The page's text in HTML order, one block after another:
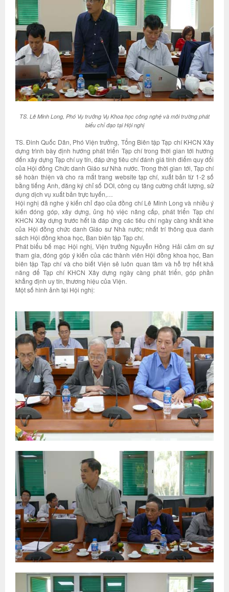
TS. Lê Minh Long, Phó Vụ trưởng Vụ Khoa học công nghệ và môi trường phát
biểu chỉ đạo tại Hội nghị
TS. Đinh Quốc Dân, Phó Viện trưởng, Tổng Biên tập Tạp chí KHCN Xây
dựng trình bày định hướng phát triển Tạp chí trong thời gian tới hướng
đến xây dựng Tạp chí uy tín, đáp ứng tiêu chí đánh giá tính điểm quy đổi
của Hội đồng Chức danh Giáo sư Nhà nước. Trong thời gian tới, Tạp chí
sẽ hoàn thiện và cho ra mắt trang website tạp chí, xuất bản từ 1-2 số
bằng tiếng Anh, đăng ký chỉ số DOI, công cụ tăng cường chất lượng, sử
dụng dịch vụ xuất bản trực tuyến,…
Hội nghị đã nghe ý kiến chỉ đạo của đồng chí Lê Minh Long và nhiều ý
kiến đóng góp, xây dựng, ủng hộ việc nâng cấp, phát triển Tạp chí
KHCN Xây dựng trước hết là đáp ứng các tiêu chí ngày càng khắt khe
của Hội đồng chức danh Giáo sư Nhà nước; nhất trí thông qua danh
sách Hội đồng khoa học, Ban biên tập Tạp chí.
Phát biểu bế mạc Hội nghị, Viện trưởng Nguyễn Hồng Hải cảm ơn sự
tham gia, đóng góp ý kiến của các thành viên Hội đồng khoa học, Ban
biên tập Tạp chí và cho biết Viện sẽ luôn quan tâm và hỗ trợ hết khả
năng để Tạp chí KHCN Xây dựng ngày càng phát triển, góp phần
khẳng định uy tín, thương hiệu của Viện.
Một số hình ảnh tại Hội nghị: